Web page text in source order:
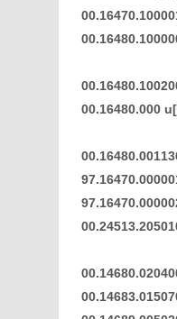
00.16480.000